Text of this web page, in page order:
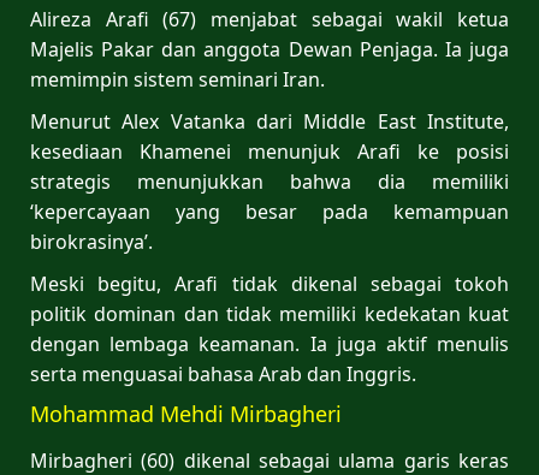
Alireza Arafi (67) menjabat sebagai wakil ketua
Majelis Pakar dan anggota Dewan Penjaga. Ia juga
memimpin sistem seminari Iran.
Menurut Alex Vatanka dari Middle East Institute,
kesediaan Khamenei menunjuk Arafi ke posisi
strategis menunjukkan bahwa dia memiliki
‘kepercayaan yang besar pada kemampuan
birokrasinya’.
Meski begitu, Arafi tidak dikenal sebagai tokoh
politik dominan dan tidak memiliki kedekatan kuat
dengan lembaga keamanan. Ia juga aktif menulis
serta menguasai bahasa Arab dan Inggris.
Mohammad Mehdi Mirbagheri
Mirbagheri (60) dikenal sebagai ulama garis keras